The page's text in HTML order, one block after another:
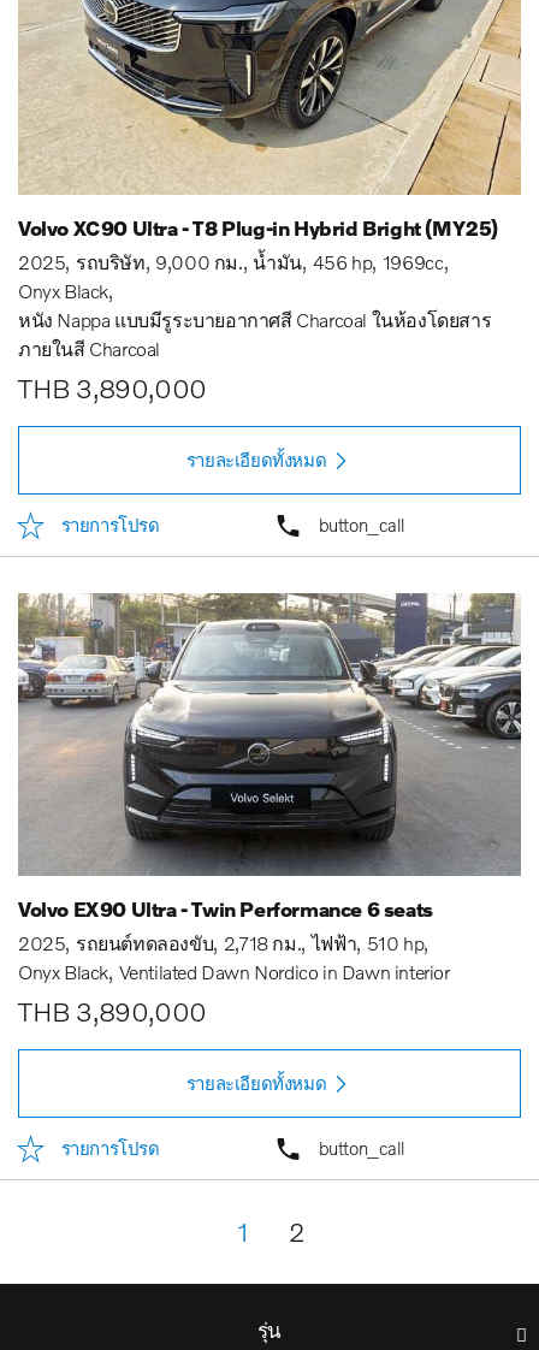
Volvo XC90 Ultra - T8 Plug-in Hybrid Bright (MY25)
2025 รถบริษัท 9,000 กม. น้ำมัน 456 hp 1969cc
Onyx Black
หนัง Nappa แบบมีรูระบายอากาศสี Charcoal ในห้องโดยสาร
ภายในสี Charcoal
THB 3,890,000
รายละเอียดทั้งหมด
รายการโปรด button_call
Volvo EX90 Ultra - Twin Performance 6 seats
2025 รถยนต์ทดลองขับ 2,718 กม. ไฟฟ้า 510 hp
Onyx Black Ventilated Dawn Nordico in Dawn interior
THB 3,890,000
รายละเอียดทั้งหมด
รายการโปรด button_call
1 2
รุ่น